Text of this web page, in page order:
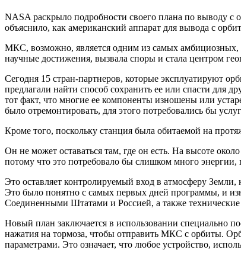
NASA раскрыло подробности своего плана по выводу
объяснило, как американский аппарат для вывода с
МКС, возможно, является одним из самых амбициозных,
научные достижения, вызвала споры и стала центром
Сегодня 15 стран-партнеров, которые эксплуатируют
предлагали найти способ сохранить ее или спасти для
тот факт, что многие ее компоненты изношены или
было отремонтировать, для этого потребовались бы
Кроме того, поскольку станция была обитаемой на
Он не может оставаться там, где он есть. На высоте
потому что это потребовало бы слишком много энергии,
Это оставляет контролируемый вход в атмосферу
Это было понятно с самых первых дней программы, и
Соединенными Штатами и Россией, а также
Новый план заключается в использовании специально
нажатия на тормоза, чтобы отправить МКС с орбиты.
параметрами. Это означает, что любое устройство,